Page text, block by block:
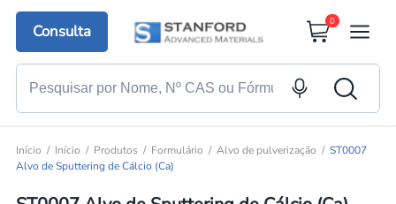
Consulta
0
Início Início Produtos Formulário Alvo de pulverização
ST0007
Alvo de Sputtering de Cálcio (Ca)